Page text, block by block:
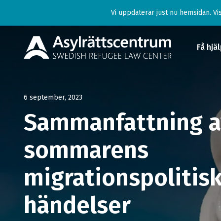
Vi uppdaterar just nu hemsidan.
Få
För
Ge
Lär
6 september, 2023
Sammanfattning
sommarens
händelser